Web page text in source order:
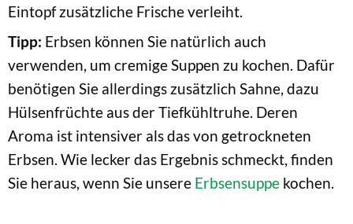
Eintopf zusätzliche Frische verleiht.
Tipp: Erbsen können Sie natürlich auch
verwenden, um cremige Suppen zu kochen. Dafür
benötigen Sie allerdings zusätzlich Sahne, dazu
Hülsenfrüchte aus der Tiefkühltruhe. Deren
Aroma ist intensiver als das von getrockneten
Erbsen. Wie lecker das Ergebnis schmeckt, finden
Sie heraus, wenn Sie unsere Erbsensuppe kochen.